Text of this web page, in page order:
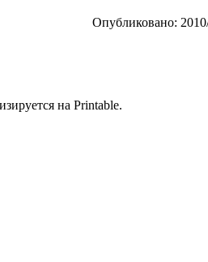
Опубликовано:
на Printable.